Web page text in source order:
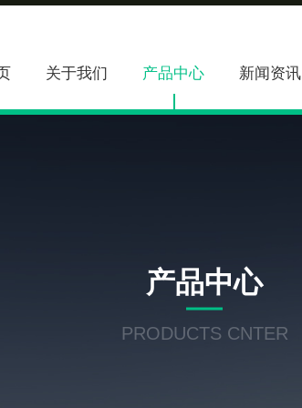
关于我们 产品中心 新闻资讯
产品中心
PRODUCTS CNTER